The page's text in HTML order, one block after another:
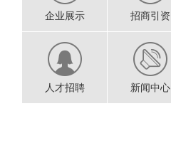
企业展示 招商引资
人才招聘 新闻中心